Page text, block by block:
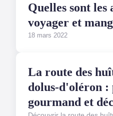
Quelles sont les
voyager et
18 mars 2022
La route des
dolus-d'oléron :
gourmand et